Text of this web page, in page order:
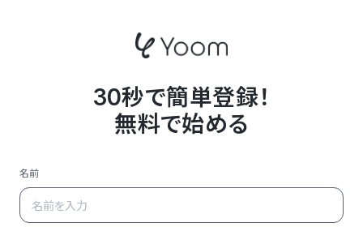
30秒で簡単登録！
無料で始める
名前